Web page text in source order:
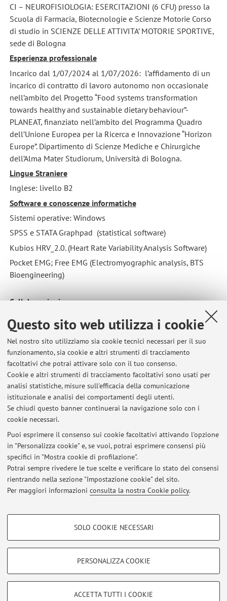
Questo sito web utilizza i cookie
Nel nostro sito utilizziamo sia cookie tecnici necessari per il suo
funzionamento, sia cookie e altri strumenti di tracciamento
facoltativi che potrai attivare solo con il tuo consenso.
Cookie e altri strumenti di tracciamento facoltativi sono usati per
analisi statistiche, misure sull'efficacia della comunicazione
istituzionale e analisi dei comportamenti degli utenti.
Se chiudi questo banner continuerai la navigazione solo con i
cookie necessari.
Puoi esprimere il consenso sui cookie facoltativi attivando l'opzione
in "Personalizza cookie" e, se vuoi, potrai esprimere consensi più
specifici in "Mostra cookie di profilazione".
Potrai sempre rivedere le tue scelte e verificare lo stato dei consensi
rientrando nella sezione "Impostazione cookie" del sito.
Per maggiori informazioni consulta la nostra Cookie policy.
COOKIE DI PROFILAZIONE - FACOLTATIVI
COOKIE TECNICI - NECESSARI
SOLO COOKIE NECESSARI
PERSONALIZZA COOKIE
ACCETTA TUTTI I COOKIE
CI – NEUROFISIOLOGIA: ESERCITAZIONI (6 CFU) presso la
Scuola di Farmacia, Biotecnologie e Scienze Motorie Corso
di studio in SCIENZE DELLE ATTIVITA’ MOTORIE SPORTIVE,
sede di Bologna
Esperienza professionale
Incarico dal 1/07/2024 al 1/07/2026: l’affidamento di un
incarico di contratto di lavoro autonomo non occasionale
nell’ambito del Progetto “Food systems transformation
towards healthy and sustainable dietary behaviour”-
PLANEAT, finanziato nell’ambito del Programma Quadro
dell’Unione Europea per la Ricerca e Innovazione “Horizon
Europe”. Dipartimento di Scienze Mediche e Chirurgiche
dell’Alma Mater Studiorum, Università di Bologna.
Lingue Straniere
Inglese: livello B2
Software e conoscenze informatiche
Sistemi operative: Windows
SPSS e STATA Graphpad (statistical software)
Kubios HRV_2.0. (Heart Rate Variability Analysis Software)
Pocket EMG; Free EMG (Electromyographic analysis, BTS
Bioengineering)
Collaborazioni
Dell'Educazione "Giovanni Maria Bertin", Università di
Bologna
Prof. Uberto Pagotto, Dipartimento di Scienze Mediche e
Chirurgiche, Università di Bologna
Prof.ssa Maria Letizia Petroni, Dipartimento di Scienze
Mediche e Chirurgiche, Università di Bologna
Associazione sportiva UISP Bologna
Ultimi avvisi
Al momento non sono presenti avvisi.
Area riservata
Accedi tramiteloginper gestire tutti i contenuti del sito.
Zamboni, 33 - 40126 Bologna - Partita IVA: 01131710376